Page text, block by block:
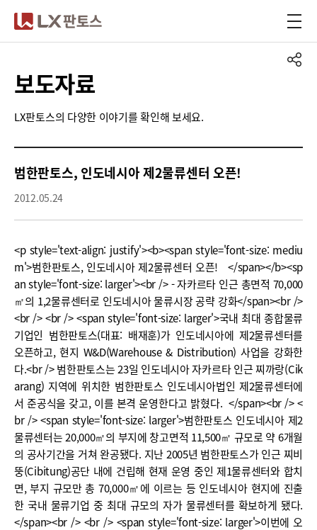
보도자료
LX판토스의 다양한 이야기를 확인해 보세요.
범한판토스, 인도네시아 제2물류센터 오픈!
2012.05.24
<p style='text-align: justify'><b><span style='font-size: mediu
m'>범한판토스, 인도네시아 제2물류센터 오픈! </span></b><sp
an style='font-size: larger'><br /> - 자카르타 인근 총면적 70,000
㎡의 1,2물류센터로 인도네시아 물류시장 공략 강화</span><br />
<br /> <br /> <span style='font-size: larger'>국내 최대 종합물류
기업인 범한판토스(대표: 배재훈)가 인도네시아에 제2물류센터를
오픈하고, 현지 W&D(Warehouse & Distribution) 사업을 강화한
다.<br /> 범한판토스는 23일 인도네시아 자카르타 인근 찌까랑(Cik
arang) 지역에 위치한 범한판토스 인도네시아법인 제2물류센터에
서 준공식을 갖고, 이를 본격 운영한다고 밝혔다. </span><br /> <
br /> <span style='font-size: larger'>범한판토스 인도네시아 제2
물류센터는 20,000㎡의 부지에 창고면적 11,500㎡ 규모로 약 6개월
의 공사기간을 거쳐 완공됐다. 지난 2005년 범한판토스가 인근 찌비
뚱(Cibitung)공단 내에 건립해 현재 운영 중인 제1물류센터와 합치
면, 부지 규모만 총 70,000㎡에 이르는 등 인도네시아 현지에 진출
한 국내 물류기업 중 최대 규모의 자가 물류센터를 확보하게 됐다.
</span><br /> <br /> <span style='font-size: larger'>이번에 오